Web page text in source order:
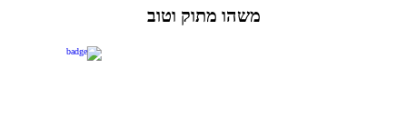
משהו מתוק וטוב